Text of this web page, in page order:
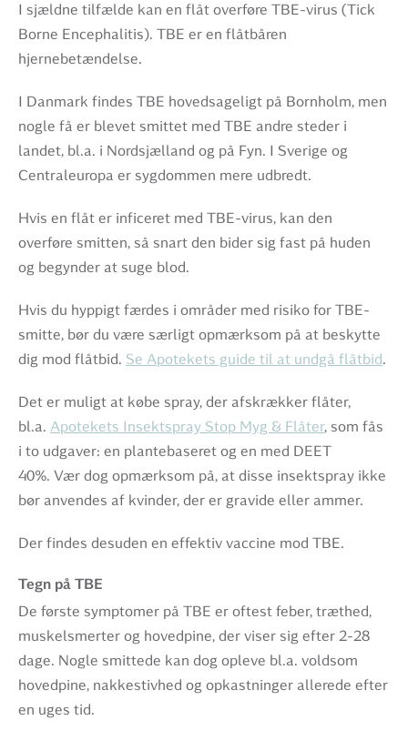
I sjældne tilfælde kan en flåt overføre TBE-virus (Tick
Borne Encephalitis). TBE er en flåtbåren
hjernebetændelse.
I Danmark findes TBE hovedsageligt på Bornholm, men
nogle få er blevet smittet med TBE andre steder i
landet, bl.a. i Nordsjælland og på Fyn. I Sverige og
Centraleuropa er sygdommen mere udbredt.
Hvis en flåt er inficeret med TBE-virus, kan den
overføre smitten, så snart den bider sig fast på huden
og begynder at suge blod.
Hvis du hyppigt færdes i områder med risiko for TBE-
smitte, bør du være særligt opmærksom på at beskytte
dig mod flåtbid. Se Apotekets guide til at undgå flåtbid.
Det er muligt at købe spray, der afskrækker flåter,
bl.a. Apotekets Insektspray Stop Myg & Flåter, som fås
i to udgaver: en plantebaseret og en med DEET
40%. Vær dog opmærksom på, at disse insektspray ikke
bør anvendes af kvinder, der er gravide eller ammer.
Der findes desuden en effektiv vaccine mod TBE.
Tegn på TBE
De første symptomer på TBE er oftest feber, træthed,
muskelsmerter og hovedpine, der viser sig efter 2-28
dage. Nogle smittede kan dog opleve bl.a. voldsom
hovedpine, nakkestivhed og opkastninger allerede efter
en uges tid.